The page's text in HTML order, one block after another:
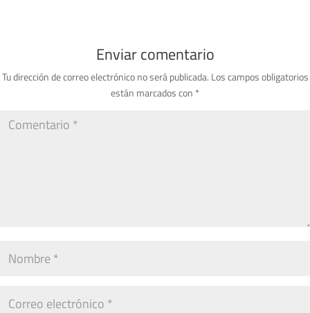
Enviar comentario
Tu dirección de correo electrónico no será publicada. Los campos obligatorios
están marcados con *